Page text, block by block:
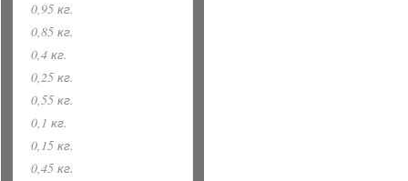
0,95 кг.
0,85 кг.
0,4 кг.
0,25 кг.
0,55 кг.
0,1 кг.
0,15 кг.
0,45 кг.